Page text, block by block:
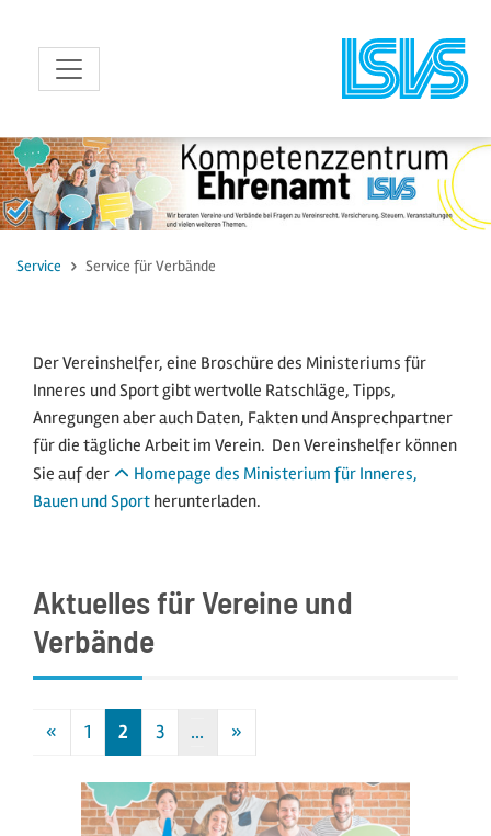
zum Inhalt
Service Service für Verbände
Der Vereinshelfer, eine Broschüre des Ministeriums für
Inneres und Sport gibt wertvolle Ratschläge, Tipps,
Anregungen aber auch Daten, Fakten und Ansprechpartner
für die tägliche Arbeit im Verein. Den Vereinshelfer können
Sie auf der
Homepage des Ministerium für Inneres,
Bauen und Sport herunterladen.
Aktuelles für Vereine und
Verbände
«Vorherige
1 2 3 … »Nächste